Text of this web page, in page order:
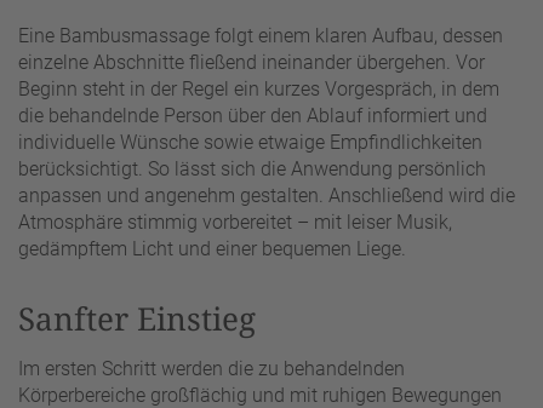
Eine Bambusmassage folgt einem klaren Aufbau, dessen
einzelne Abschnitte fließend ineinander übergehen. Vor
Beginn steht in der Regel ein kurzes Vorgespräch, in dem
die behandelnde Person über den Ablauf informiert und
individuelle Wünsche sowie etwaige Empfindlichkeiten
berücksichtigt. So lässt sich die Anwendung persönlich
anpassen und angenehm gestalten. Anschließend wird die
Atmosphäre stimmig vorbereitet – mit leiser Musik,
gedämpftem Licht und einer bequemen Liege.
Sanfter Einstieg
Im ersten Schritt werden die zu behandelnden
Körperbereiche großflächig und mit ruhigen Bewegungen